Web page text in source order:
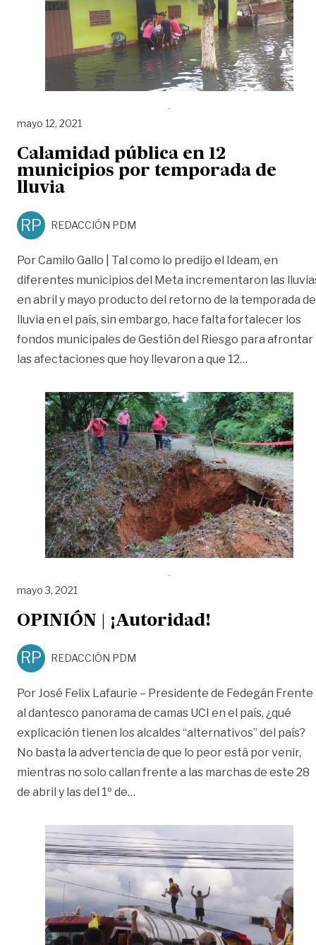
mayo 12, 2021
Calamidad pública en 12
municipios por temporada de
lluvia
RP REDACCIÓN PDM
Por Camilo Gallo | Tal como lo predijo el Ideam, en
diferentes municipios del Meta incrementaron las
en abril y mayo producto del retorno de la temporada de
lluvia en el país, sin embargo, hace falta fortalecer los
fondos municipales de Gestión del Riesgo para afrontar
las afectaciones que hoy llevaron a que 12…
mayo 3, 2021
OPINIÓN | ¡Autoridad!
RP REDACCIÓN PDM
Por José Felix Lafaurie – Presidente de Fedegán Frente
al dantesco panorama de camas UCI en el país, ¿qué
explicación tienen los alcaldes “alternativos” del país?
No basta la advertencia de que lo peor está por venir,
mientras no solo callan frente a las marchas de este 28
de abril y las del 1º de…